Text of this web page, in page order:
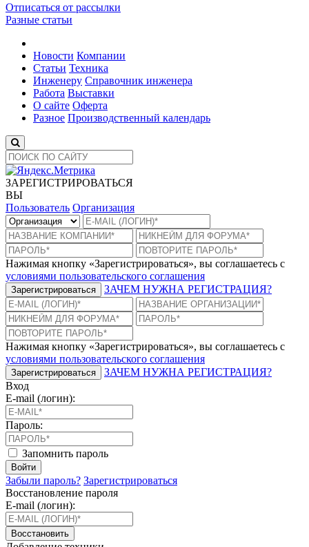
Отписаться от рассылки
Разные статьи
Новости Компании
Статьи Техника
Инженеру Справочник инженера
Работа Выставки
О сайте Оферта
Разное Производственный календарь
ЗАРЕГИСТРИРОВАТЬСЯ
ВЫ
Пользователь Организация
Нажимая кнопку «Зарегистрироваться», вы соглашаетесь с
условиями пользовательского соглашения
Зарегистрироваться ЗАЧЕМ НУЖНА РЕГИСТРАЦИЯ?
Нажимая кнопку «Зарегистрироваться», вы соглашаетесь с
условиями пользовательского соглашения
Зарегистрироваться
ЗАЧЕМ НУЖНА РЕГИСТРАЦИЯ?
Вход
E-mail (логин):
Пароль:
Запомнить пароль
Войти
Забыли пароль? Зарегистрироваться
Восстановление пароля
E-mail (логин):
Восстановить